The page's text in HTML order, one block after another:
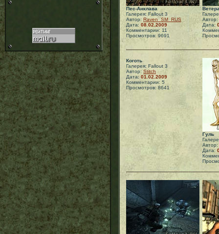
Пес-Анклава
Галерея: Fallout 3
Автор: Raven_SM_RUS
Дата: 08.02.2009
Комментарии: 11
Просмотров: 9691
Автор:
Дата:
Коготь
Галерея: Fallout 3
Автор: Stitch
Дата: 01.02.2009
Комментарии: 5
Просмотров: 8641
Гуль
Автор:
Дата: